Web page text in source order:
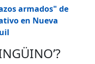
armados" de
en Nueva